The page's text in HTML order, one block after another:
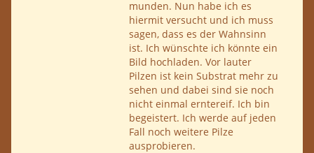
munden. Nun habe ich es
hiermit versucht und ich muss
sagen, dass es der Wahnsinn
ist. Ich wünschte ich könnte ein
Bild hochladen. Vor lauter
Pilzen ist kein Substrat mehr zu
sehen und dabei sind sie noch
nicht einmal erntereif. Ich bin
begeistert. Ich werde auf jeden
Fall noch weitere Pilze
ausprobieren.